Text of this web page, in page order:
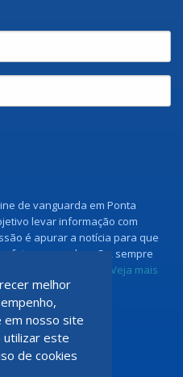
melhor
em nosso site
utilizar este
de cookies
de vanguarda em Ponta
levar informação com
é apurar a notícia para que
fatos como eles são, sempre
Veja mais